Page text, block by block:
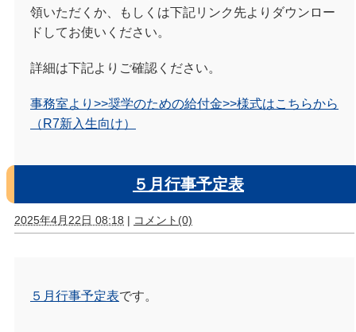
領いただくか、もしくは下記リンク先よりダウンロー
ドしてお使いください。
詳細は下記よりご確認ください。
事務室より>>奨学のための給付金>>様式はこちらから
（R7新入生向け）
５月行事予定表
2025年4月22日 08:18 | コメント(0)
５月行事予定表です。